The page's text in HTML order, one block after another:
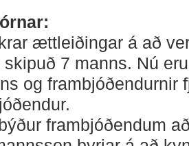
ættleiðingar á að
skipuð 7 manns. Nú
og frambjóðendurnir
frambjóðendum